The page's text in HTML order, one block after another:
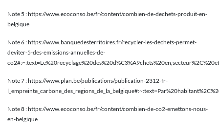
Note 5 : https://www.ecoconso.be/fr/content/combien-de-dechets-produit-en-
belgique
Note 6 : https://www.banquedesterritoires.fr/recycler-les-dechets-permet-
deviter-5-des-emissions-annuelles-de-
Note 7 : https://www.plan.be/publications/publication-2312-fr-
Note 8 : https://www.ecoconso.be/fr/content/combien-de-co2-emettons-nous-
en-belgique